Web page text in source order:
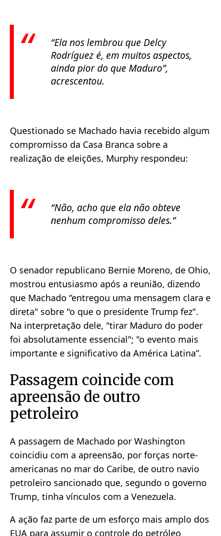
“Ela nos lembrou que Delcy
Rodríguez é, em muitos aspectos,
ainda pior do que Maduro”,
acrescentou.
Questionado se Machado havia recebido algum
compromisso da Casa Branca sobre a
realização de eleições, Murphy respondeu:
“Não, acho que ela não obteve
nenhum compromisso deles.”
O senador republicano Bernie Moreno, de Ohio,
mostrou entusiasmo após a reunião, dizendo
que Machado “entregou uma mensagem clara e
direta" sobre "o que o presidente Trump fez".
Na interpretação dele, "tirar Maduro do poder
foi absolutamente essencial"; "o evento mais
importante e significativo da América Latina”.
Passagem coincide com
apreensão de outro
petroleiro
A passagem de Machado por Washington
coincidiu com a apreensão, por forças norte-
americanas no mar do Caribe, de outro navio
petroleiro sancionado que, segundo o governo
Trump, tinha vínculos com a Venezuela.
A ação faz parte de um esforço mais amplo dos
EUA para assumir o controle do petróleo